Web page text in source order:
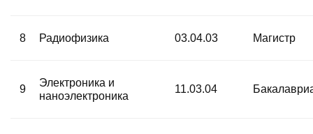
8 Радиофизика 03.04.03 Магистр
9
Электроника и
наноэлектроника
11.03.04